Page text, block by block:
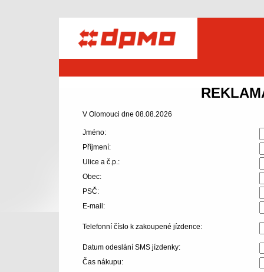
V Olomouci dne 08.08.2026
Jméno:
Příjmení:
Ulice a č.p.:
Obec:
PSČ:
E-mail:
Telefonní číslo k zakoupené jízdence:
Datum odeslání SMS jízdenky:
Čas nákupu: